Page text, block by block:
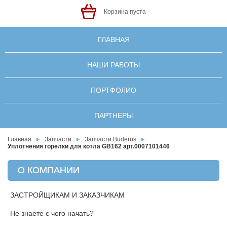
Корзина пуста
ГЛАВНАЯ
НАШИ РАБОТЫ
ПОРТФОЛИО
ПАРТНЕРЫ
Главная Запчасти
Запчасти Buderus
Уплотнения горелки для котла GB162 арт.0007101446
О КОМПАНИИ
ЗАСТРОЙЩИКАМ И ЗАКАЗЧИКАМ
Не знаете с чего начать?